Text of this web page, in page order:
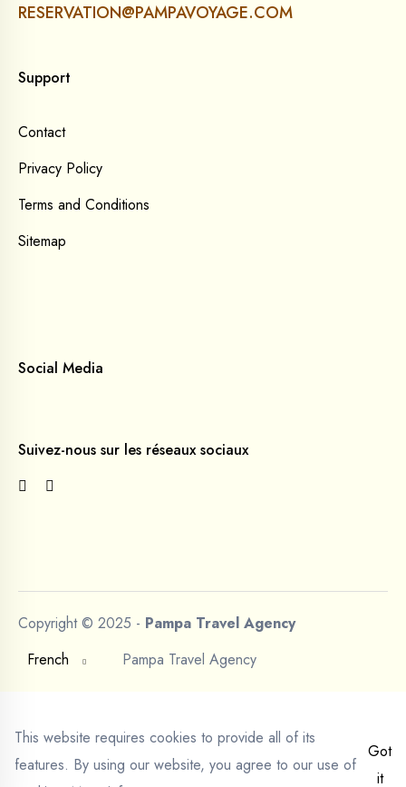
RESERVATION@PAMPAVOYAGE.COM
Support
Contact
Privacy Policy
Terms and Conditions
Sitemap
Social Media
Suivez-nous sur les réseaux sociaux
Copyright © 2025 - Pampa Travel Agency
French
Pampa Travel Agency
This website requires cookies to provide all of its
features. By using our website, you agree to our use of
Got
it